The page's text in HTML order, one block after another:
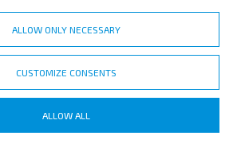
ALLOW ONLY NECESSARY
CUSTOMIZE CONSENTS
ALLOW ALL